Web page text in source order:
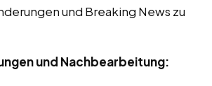
und Breaking News zu
und Nachbearbeitung: